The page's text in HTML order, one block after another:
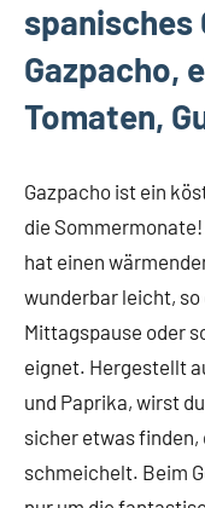
spanisches
Gazpacho,
Tomaten,
Gazpacho ist ein
die
hat einen
wunderbar leicht,
Mittagspause oder
eignet. Hergestellt
und Paprika, wirst
sicher etwas finden,
schmeichelt. Beim